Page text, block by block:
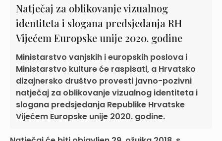
Natječaj za oblikovanje vizualnog
identiteta i slogana predsjedanja RH
Vijećem Europske unije 2020. godine
Ministarstvo vanjskih i europskih poslova i
Ministarstvo kulture će raspisati, a Hrvatsko
dizajnersko društvo provesti javno-pozivni
natječaj za oblikovanje vizualnog identiteta i
slogana predsjedanja Republike Hrvatske
Vijećem Europske unije 2020. godine.